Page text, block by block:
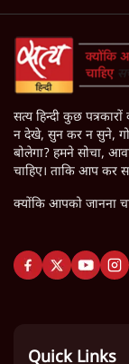
सत्य हिन्दी कुछ
न देखे, सुन कर न सुने,
बोलेगा? हमने सोचा,
चाहिए। ताकि आप कर
क्योंकि आपको जानना
Quick Links